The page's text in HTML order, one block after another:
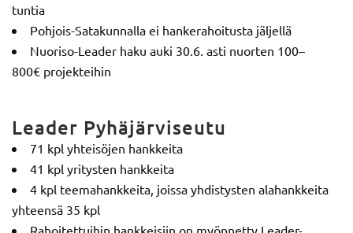
tuntia
Pohjois-Satakunnalla ei hankerahoitusta jäljellä
Nuoriso-Leader haku auki 30.6. asti nuorten 100–
800€ projekteihin
Leader Pyhäjärviseutu
71 kpl yhteisöjen hankkeita
41 kpl yritysten hankkeita
4 kpl teemahankkeita, joissa yhdistysten alahankkeita
yhteensä 35 kpl
Rahoitettuihin hankkeisiin on myönnetty Leader-